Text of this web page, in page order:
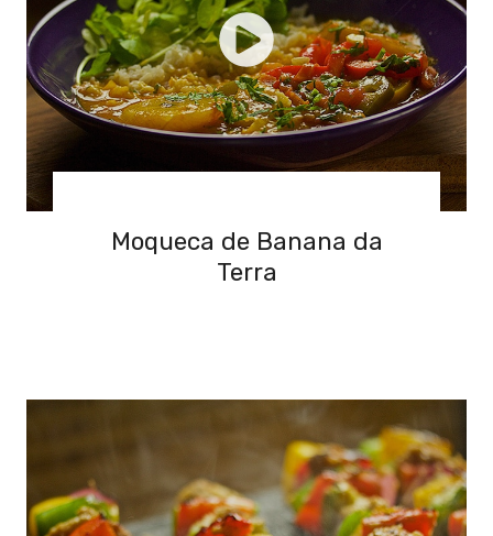
Moqueca de Banana da
Terra